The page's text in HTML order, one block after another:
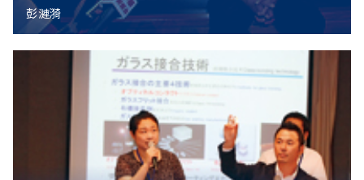
彭漣漪